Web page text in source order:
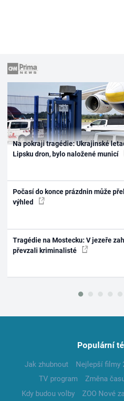
Na pokraji tragédie: Ukrajinské
Lipsku dron, bylo naložené municí
Počasí do konce prázdnin může
výhled
Tragédie na Mostecku: V jezeře
převzali kriminalisté
Populární
Jak zhubnout Nejlepší filmy
TV program
Změna
Kdy budou volby
ZOO Nové